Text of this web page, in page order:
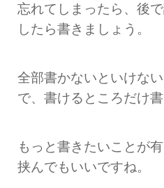
忘れてしまったら、後
したら書きましょう。
全部書かないといけな
で、書けるところだけ書
もっと書きたいことが
挟んでもいいですね。